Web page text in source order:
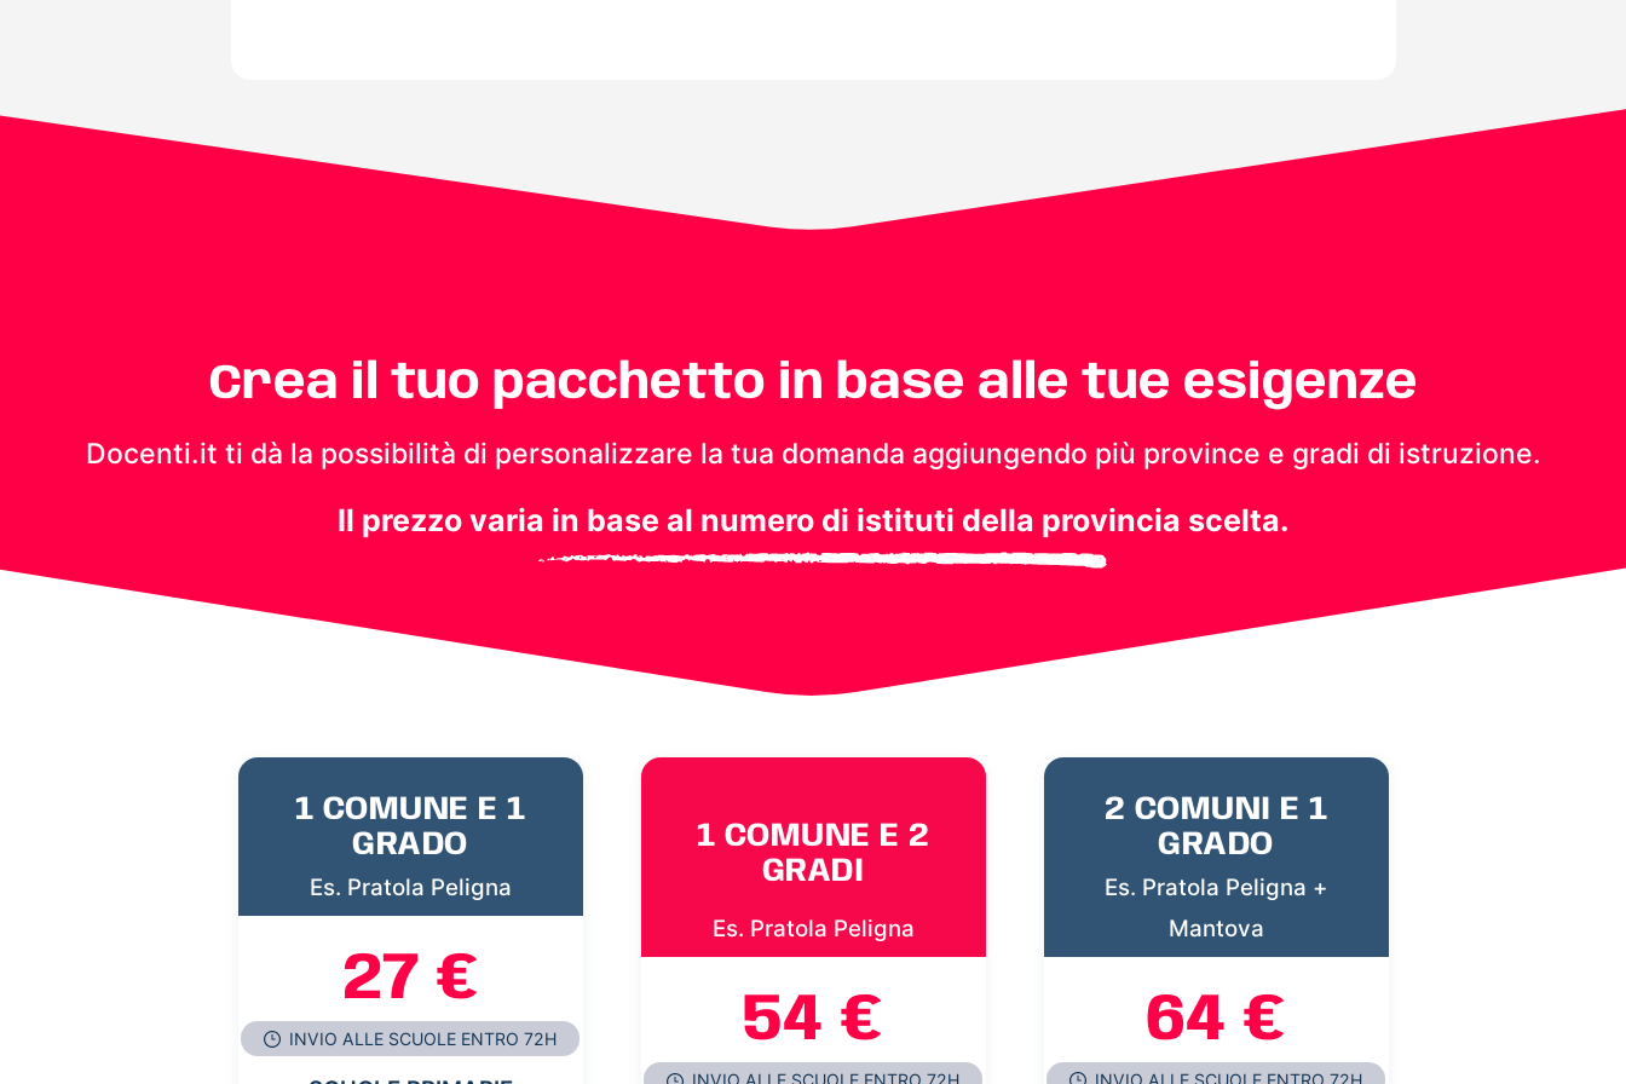
Crea il tuo pacchetto in base alle tue esigenze
Docenti.it ti dà la possibilità di personalizzare la tua domanda aggiungendo più province e gradi di istruzione.
Il prezzo varia in base al numero di istituti della provincia scelta.
1 COMUNE E 1
GRADO
Es. Pratola Peligna
27 €
INVIO ALLE SCUOLE ENTRO 72H
1 COMUNE E 2
GRADI
Es. Pratola Peligna
54 €
2 COMUNI E 1
GRADO
Es. Pratola Peligna +
Mantova
64 €
INVIO ALLE SCUOLE ENTRO 72H